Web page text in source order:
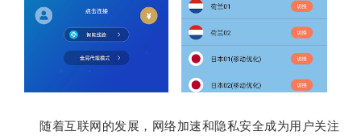
随着互联网的发展，网络加速和隐私安全成为用户关注